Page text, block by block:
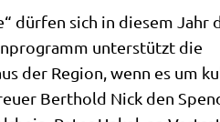
dürfen sich in diesem Jahr
unterstützt die
der Region, wenn es um
Berthold Nick den